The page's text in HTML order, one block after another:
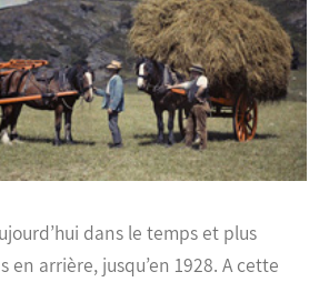
dans le temps et plus
en arrière, jusqu’en 1928. A cette